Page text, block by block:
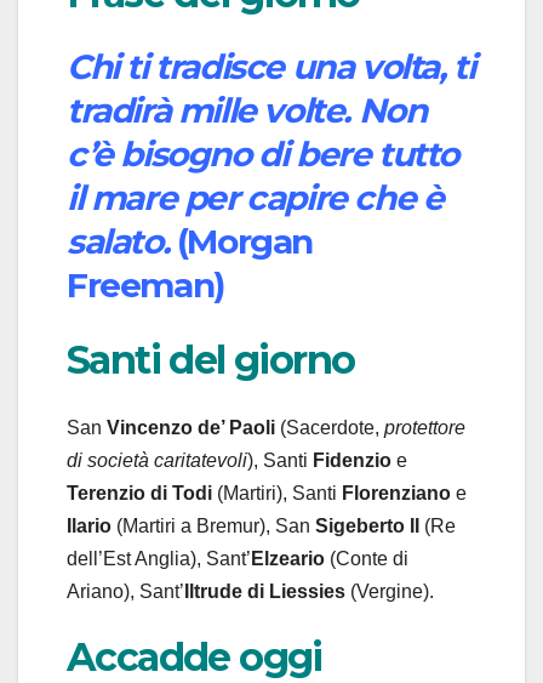
Chi ti tradisce una volta, ti
tradirà mille volte. Non
c’è bisogno di bere tutto
il mare per capire che è
salato.(Morgan
Freeman)
Santi del giorno
San Vincenzo de’ Paoli (Sacerdote, protettore
di società caritatevoli), Santi Fidenzio e
Terenzio di Todi (Martiri), Santi Florenziano e
Ilario (Martiri a Bremur), San Sigeberto II
(Re
dell’Est Anglia), Sant’ Elzeario (Conte di
Ariano), Sant’ Iltrude di Liessies (Vergine).
Accadde oggi